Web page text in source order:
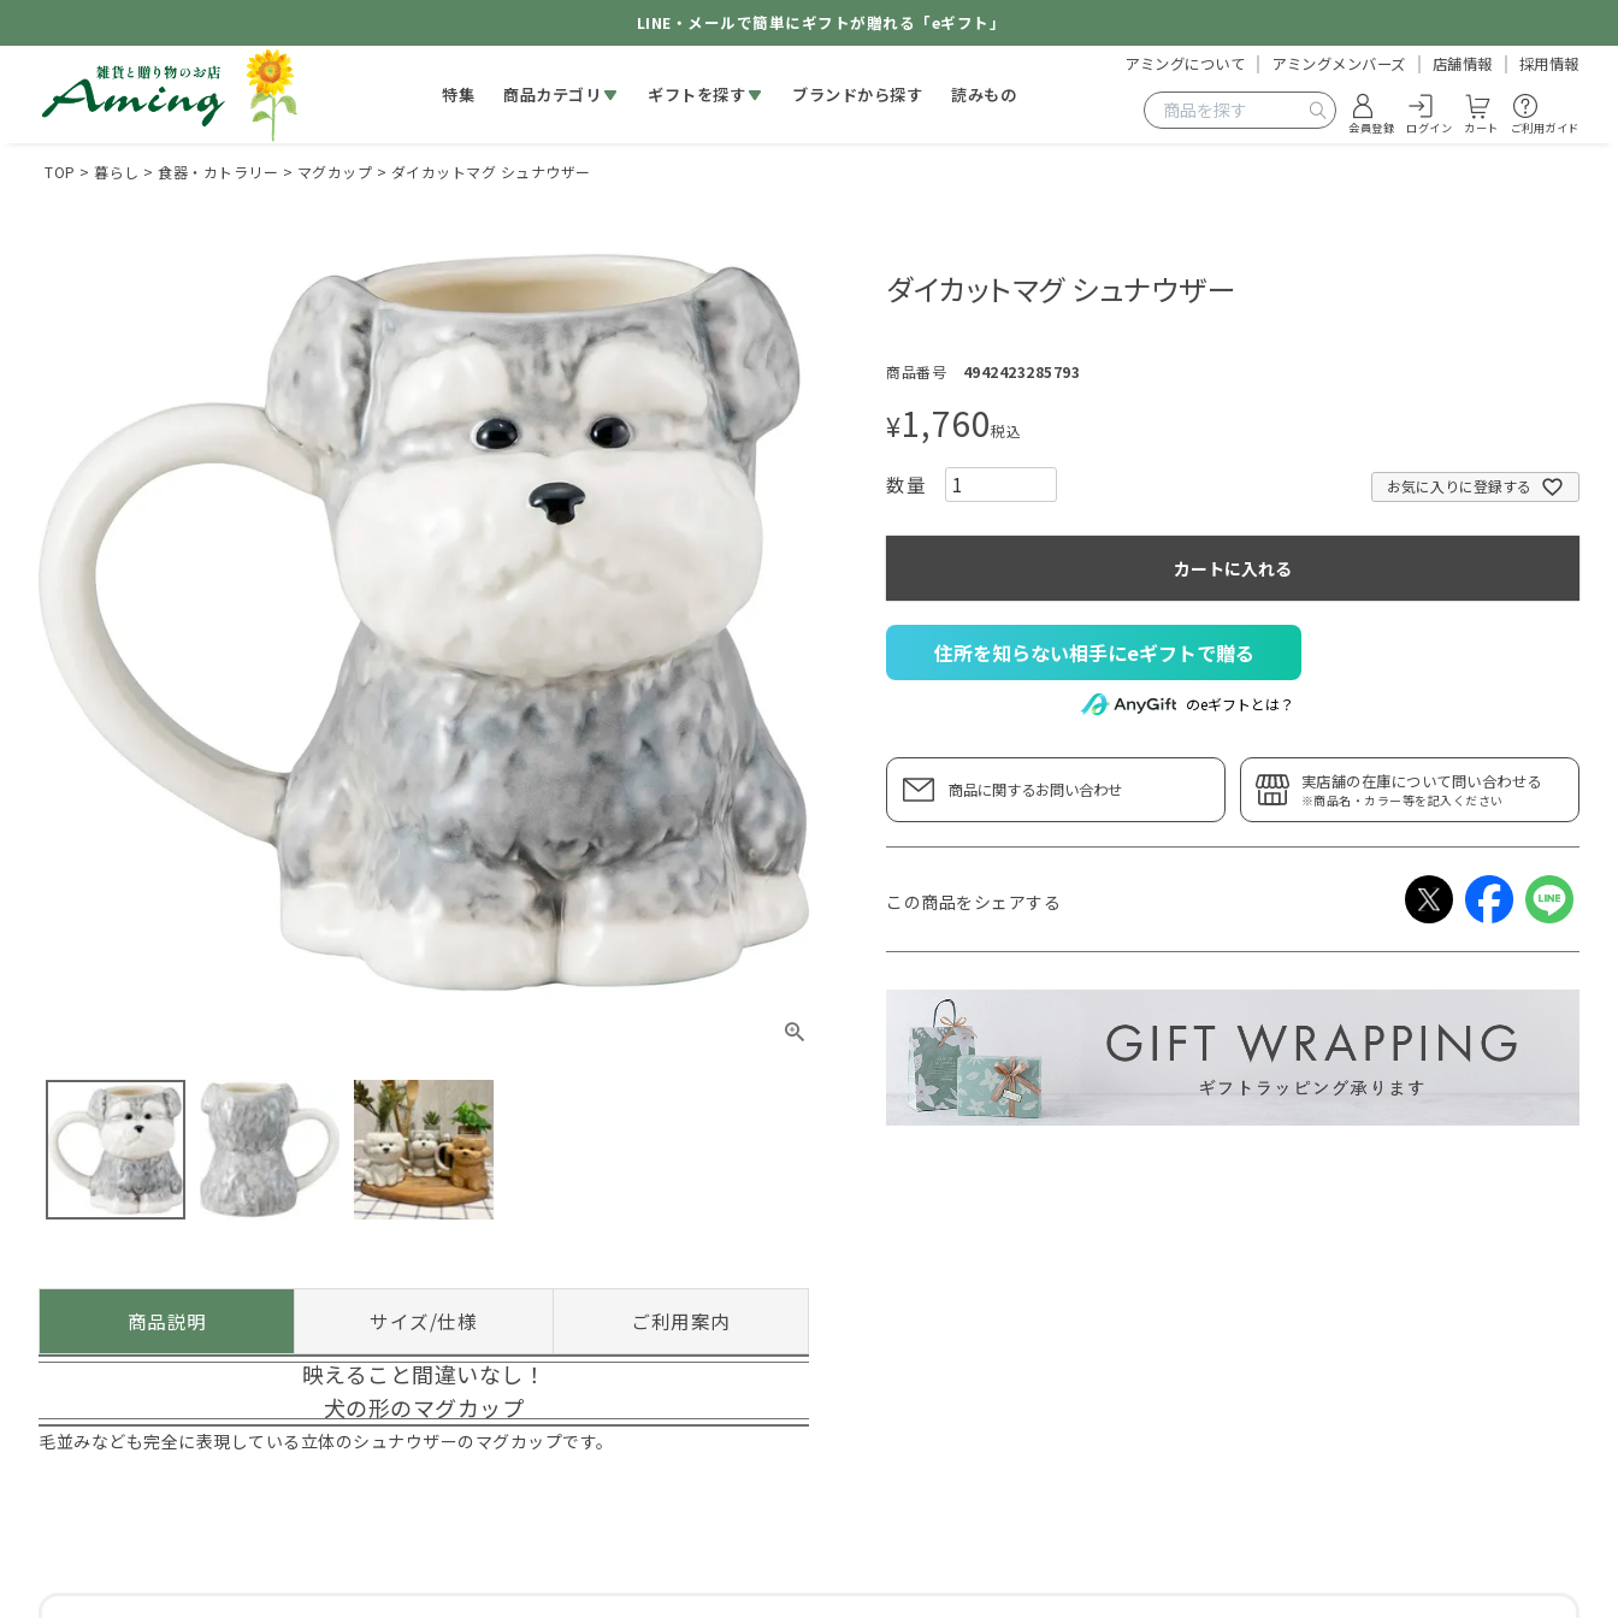
LINE・メールで簡単にギフトが贈れる「eギフト」
特集 商品カテゴリ ギフトを探す ブランドから探す 読みもの
アミングについて アミングメンバーズ 店舗情報 採用情報
会員登録 ログイン カート ご利用ガイド
TOP 暮らし 食器・カトラリー マグカップ ダイカットマグ シュナウザー
商品説明 サイズ/仕様 ご利用案内
映えること間違いなし！
犬の形のマグカップ
毛並みなども完全に表現している立体のシュナウザーのマグカップです。
ダイカットマグ シュナウザー
商品番号 4942423285793
¥1,760税込
お気に入りに登録する
カートに入れる
住所を知らない相手にeギフトで贈る
のeギフトとは？
商品に関するお問い合わせ 実店舗の在庫について問い合わせる
※商品名・カラー等を記入ください
この商品をシェアする